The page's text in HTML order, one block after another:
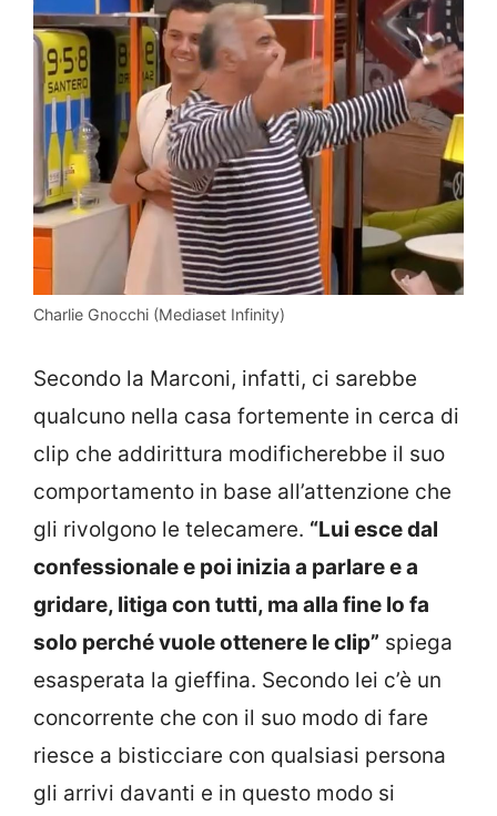
Charlie Gnocchi (Mediaset Infinity)
Secondo la Marconi, infatti, ci sarebbe
qualcuno nella casa fortemente in cerca di
clip che addirittura modificherebbe il suo
comportamento in base all’attenzione che
gli rivolgono le telecamere. “Lui esce dal
confessionale e poi inizia a parlare e a
gridare, litiga con tutti, ma alla fine lo fa
solo perché vuole ottenere le clip” spiega
esasperata la gieffina. Secondo lei c’è un
concorrente che con il suo modo di fare
riesce a bisticciare con qualsiasi persona
gli arrivi davanti e in questo modo si